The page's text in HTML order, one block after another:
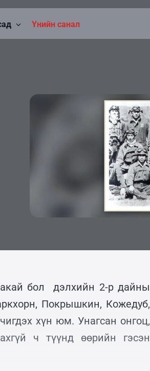
Үнийн санал
бол дэлхийн 2-р дайны
Покрышкин, Кожедуб,
хүн юм. Унагсан онгоц,
ч түүнд өөрийн гэсэн